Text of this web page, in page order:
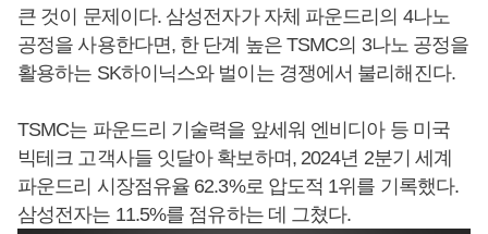
큰 것이 문제이다. 삼성전자가 자체 파운드리의 4나노
공정을 사용한다면, 한 단계 높은 TSMC의 3나노 공정을
활용하는 SK하이닉스와 벌이는 경쟁에서 불리해진다.
TSMC는 파운드리 기술력을 앞세워 엔비디아 등 미국
빅테크 고객사들 잇달아 확보하며, 2024년 2분기 세계
파운드리 시장점유율 62.3%로 압도적 1위를 기록했다.
삼성전자는 11.5%를 점유하는 데 그쳤다.